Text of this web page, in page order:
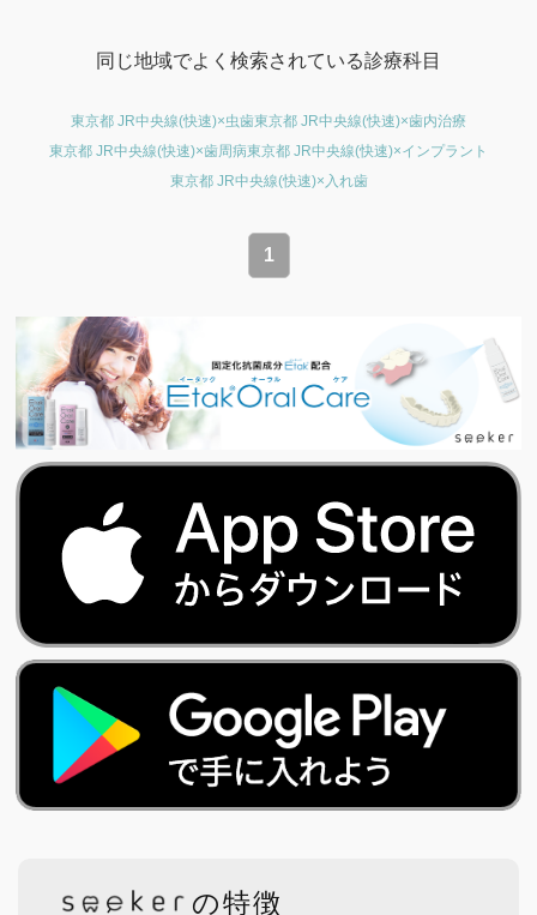
同じ地域でよく検索されている診療科目
東京都 JR中央線(快速)×虫歯東京都 JR中央線(快速)×歯内治療
東京都 JR中央線(快速)×歯周病東京都 JR中央線(快速)×インプラント
東京都 JR中央線(快速)×入れ歯
1
の特徴